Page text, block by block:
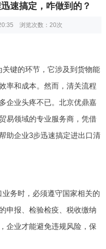
速搞定，咋做到的？
浏览次数： 20次
键的环节，它涉及到货物能
率和成本。然而，清关流程
企业头疼不已。北京优鼎嘉
易领域的专业服务商，凭借
助企业3步迅速搞定进出口清
务时，必须遵守国家相关的
申报、检验检疫、税收缴纳
企业才能避免违规风险，保